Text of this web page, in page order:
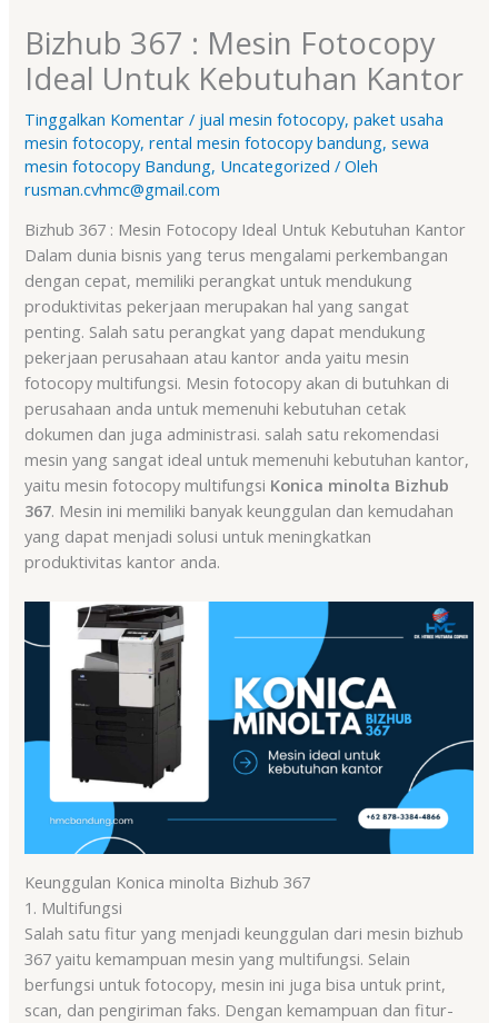
Bizhub 367 : Mesin Fotocopy
Ideal Untuk Kebutuhan Kantor
Tinggalkan Komentar / jual mesin fotocopy,paket usaha
mesin fotocopy,rental mesin fotocopy bandung,sewa
mesin fotocopy Bandung, Uncategorized / Oleh
rusman.cvhmc@gmail.com
Bizhub 367 : Mesin Fotocopy Ideal Untuk Kebutuhan Kantor
Dalam dunia bisnis yang terus mengalami perkembangan
dengan cepat, memiliki perangkat untuk mendukung
produktivitas pekerjaan merupakan hal yang sangat
penting. Salah satu perangkat yang dapat mendukung
pekerjaan perusahaan atau kantor anda yaitu mesin
fotocopy multifungsi. Mesin fotocopy akan di butuhkan di
perusahaan anda untuk memenuhi kebutuhan cetak
dokumen dan juga administrasi. salah satu rekomendasi
mesin yang sangat ideal untuk memenuhi kebutuhan kantor,
yaitu mesin fotocopy multifungsi Konica minolta Bizhub
367. Mesin ini memiliki banyak keunggulan dan kemudahan
yang dapat menjadi solusi untuk meningkatkan
produktivitas kantor anda.
Keunggulan Konica minolta Bizhub 367
1. Multifungsi
Salah satu fitur yang menjadi keunggulan dari mesin bizhub
367 yaitu kemampuan mesin yang multifungsi. Selain
berfungsi untuk fotocopy, mesin ini juga bisa untuk print,
scan, dan pengiriman faks. Dengan kemampuan dan fitur-